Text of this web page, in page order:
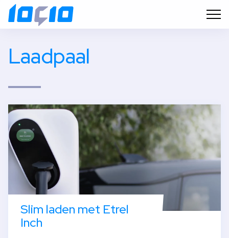
laadpaal
Slim laden met Etrel
Inch